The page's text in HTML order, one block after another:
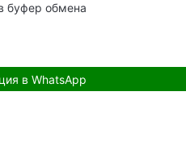
буфер обмена
в WhatsApp